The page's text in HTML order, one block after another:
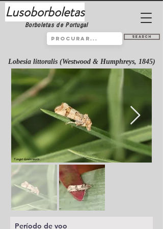
Lusoborboletas
Borboletas de Portugal
Search
Lobesia littoralis (Westwood & Humphreys, 1845)
Período de voo